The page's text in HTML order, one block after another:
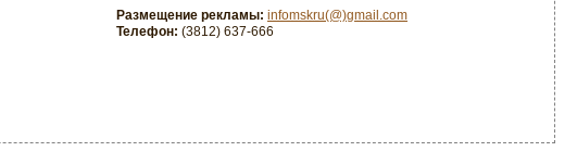
Размещение рекламы: infomskru(@)gmail.com
Телефон: (3812) 637-666